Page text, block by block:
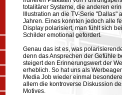
totalitärer Systeme, die anderen
Illustration an die TV-Serie "Dallas"
Jahren. Eines konnten jedoch alle
Display polarisiert, man fühlt sich
Schilder emotional gefordert.
Genau das ist es, was
denn das Ansprechen der Gefühle
steigert den Erinnerungswert der
erheblich. So hat uns als
Media Job wieder einmal
allem die kontroverse Diskussion
Motives.